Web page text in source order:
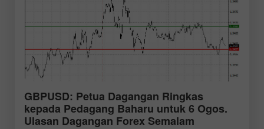
GBPUSD: Petua Dagangan Ringkas
kepada Pedagang Baharu untuk 6 Ogos.
Ulasan Dagangan Forex Semalam